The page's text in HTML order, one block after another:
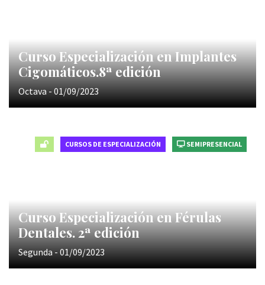
Curso Especialización en Implantes
Cigomáticos.8ª edición
Octava - 01/09/2023
CURSOS DE ESPECIALIZACIÓN SEMIPRESENCIAL
Curso Especialización en Férulas
Dentales. 2ª edición
Segunda - 01/09/2023